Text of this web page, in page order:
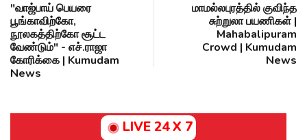
"வாஜ்பாய் பெயரை
பூங்காவிற்கோ,
நூலகத்திற்கோ சூட்ட
வேண்டும்" - எச்.ராஜா
கோரிக்கை | Kumudam
News
மாமல்லபுரத்தில் குவிந்த
சுற்றுலா பயணிகள் |
Mahabalipuram
Crowd | Kumudam
News
LIVE 24 X 7